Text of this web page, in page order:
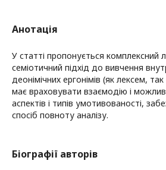
Анотація
У статті пропонується комплексний
семіотичний підхід до вивчення
деонімічних ергонімів (як лексем,
має враховувати взаємодію і
аспектів і типів умотивованості,
спосіб повноту аналізу.
Біографії авторів